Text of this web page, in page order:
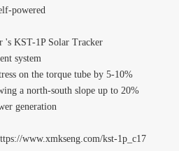
powered
's KST-1P Solar Tracker
system
on the torque tube by 5-10%
a north-south slope up to 20%
generation
www.xmkseng.com/kst-1p_c17